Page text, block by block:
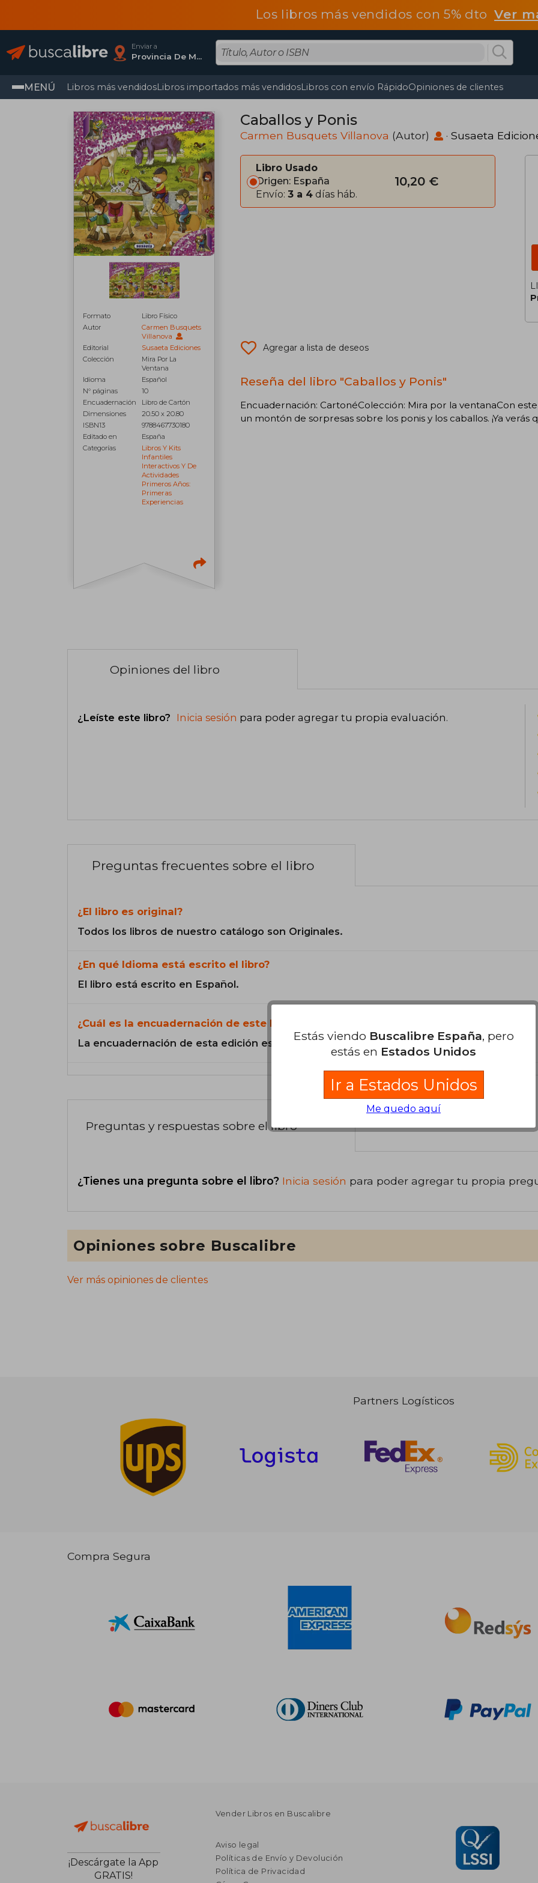
Los libros más vendidos con 5% dtoVer
Enviar a
Provincia De Madrid
MENÚ Libros más vendidosLibros importados más vendidosLibros con envío RápidoOpiniones de clientes
Formato
Libro Físico
Autor
Carmen Busquets
Villanova
Editorial
Susaeta Ediciones
Colección
Mira Por La
Ventana
Idioma
Español
N° páginas
10
Encuadernación
Libro de Cartón
Dimensiones
20.50 x 20.80
ISBN13
9788467730180
Editado en
España
Categorías
Libros Y Kits
Infantiles
Interactivos Y De
Actividades
Primeros Años:
Primeras
Experiencias
Caballos y Ponis
Carmen Busquets Villanova (Autor) · Susaeta
Libro Usado
Origen: España
Envío: 3 a 4 días háb.
10,20 €
Agregar a lista de deseos
Reseña del libro "Caballos y Ponis"
Encuadernación: CartonéColección: Mira por la ventanaCon
un montón de sorpresas sobre los ponis y los caballos. ¡Ya verás
Opiniones del libro
¿Leíste este libro? Inicia sesión para poder agregar tu propia evaluación.
Preguntas frecuentes sobre el libro
¿El libro es original?
Todos los libros de nuestro catálogo son Originales.
¿En qué Idioma está escrito el libro?
El libro está escrito en Español.
¿Cuál es la encuadernación de este libro?
La encuadernación de esta edición es Libro de Cartón.
Preguntas y respuestas sobre el libro
¿Tienes una pregunta sobre el libro? Inicia sesión para poder agregar tu propia
Opiniones sobre Buscalibre
Ver más opiniones de clientes
Partners Logísticos
Compra Segura
¡Descárgate la App
GRATIS!
Vender Libros en Buscalibre
Aviso legal
Políticas de Envío y Devolución
Política de Privacidad
Estás viendo Buscalibre España, pero
estás en Estados Unidos
Ir a Estados Unidos
Me quedo aquí